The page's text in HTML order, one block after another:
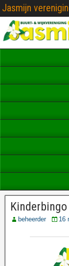
Jasmijn
beheerder 16